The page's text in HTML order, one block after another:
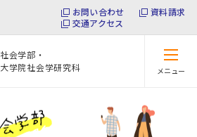
お問い合わせ
資料請求
交通アクセス
社会学部・
大学院社会学研究科
メニュー